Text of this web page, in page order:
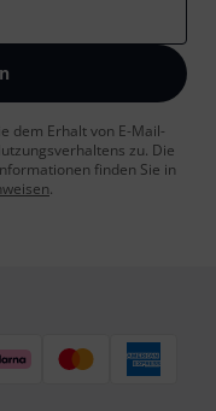
dem Erhalt von E-Mail-
zu. Die
finden Sie in
.